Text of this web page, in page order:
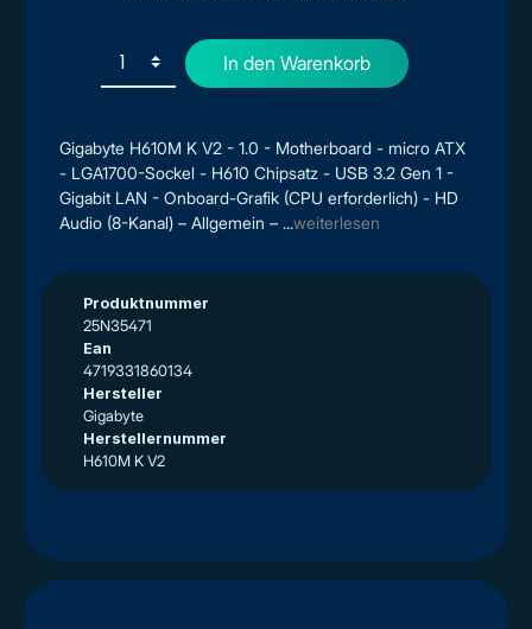
Gigabyte H610M K V2 - 1.0 - Motherboard - micro ATX
- LGA1700-Sockel - H610 Chipsatz - USB 3.2 Gen 1 -
Gigabit LAN - Onboard-Grafik (CPU erforderlich) - HD
Audio (8-Kanal) – Allgemein – ...weiterlesen
Produktnummer
25N35471
Ean
4719331860134
Hersteller
Gigabyte
Herstellernummer
H610M K V2
In den Warenkorb